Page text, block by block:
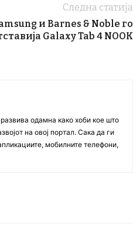
Следна статија
и Barnes & Noble го
Galaxy Tab 4 NOOK
одамна како хоби кое што
на овој портал. Сака да ги
мобилните телефони,